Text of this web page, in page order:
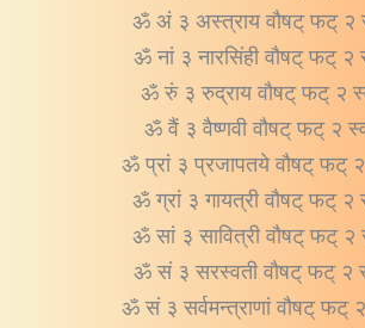
ॐ अं ३ अस्त्राय वौषट् फट् २
ॐ नां ३ नारसिंही वौषट् फट् २
ॐ रुं ३ रुद्राय वौषट् फट् २
ॐ वैं ३ वैष्णवी वौषट् फट् २
ॐ प्रां ३ प्रजापतये वौषट् फट् २
ॐ ग्रां ३ गायत्री वौषट् फट् २
ॐ सां ३ सावित्री वौषट् फट् २
ॐ सं ३ सरस्वती वौषट् फट् २
ॐ सं ३ सर्वमन्त्राणां वौषट् फट् २